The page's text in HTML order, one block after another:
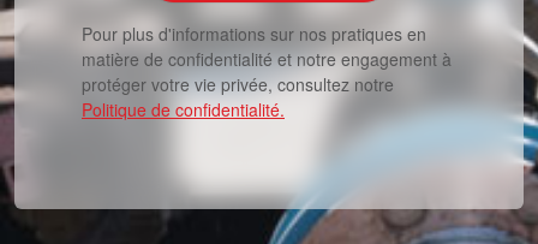
Pour plus d'informations sur nos pratiques en
matière de confidentialité et notre engagement à
protéger votre vie privée, consultez notre
Politique de confidentialité.